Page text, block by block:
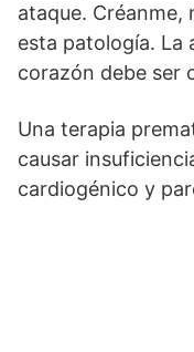
ataque. Créanme,
esta patología. La
corazón debe ser
Una terapia
causar
cardiogénico y